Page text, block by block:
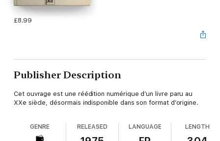
£8.99
Publisher Description
Cet ouvrage est une réédition numérique d’un livre paru au
XXe siècle, désormais indisponible dans son format d’origine.
GENRE RELEASED LANGUAGE LENGTH